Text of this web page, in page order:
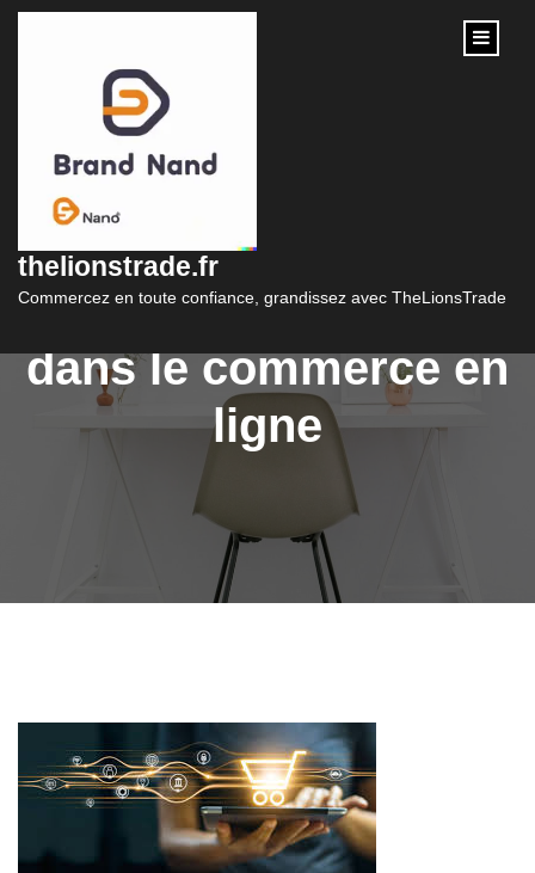
content
thelionstrade.fr
Commercez en toute confiance, grandissez avec TheLionsTrade
Guide pratique pour
ouvrir un site e-
commerce et réussir
dans le commerce en
ligne